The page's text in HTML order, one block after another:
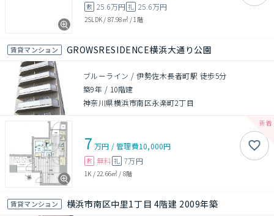
敷 25.6万円 礼 25.6万円
2SLDK / 87.98㎡/ 1階
賃貸マンション GROWSRESIDENCE横浜大通り公園
ブルーライン / 伊勢佐木長者町駅 徒歩5分
築9年 / 10階建
神奈川県横浜市南区永楽町2丁目
7 万円 /管理費10,000円
敷 無料 礼 7万円
1K / 22.66㎡ / 8階
賃貸マンション 横浜市南区中里1丁目 4階建 2009年築